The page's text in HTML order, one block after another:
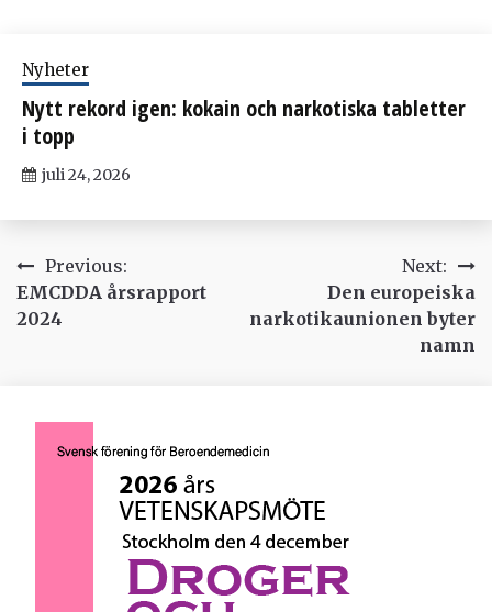
Nyheter
Nytt rekord igen: kokain och narkotiska tabletter
i topp
juli 24, 2026
Inläggsnavigering
Previous:
EMCDDA årsrapport
2024
Next:
Den europeiska
narkotikaunionen byter
namn